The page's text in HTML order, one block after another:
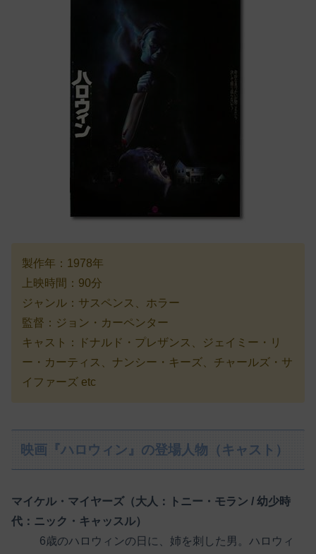
製作年：1978年
上映時間：90分
ジャンル：サスペンス、ホラー
監督：ジョン・カーペンター
キャスト：ドナルド・プレザンス、ジェイミー・リ
ー・カーティス、ナンシー・キーズ、チャールズ・サ
イファーズ etc
映画『ハロウィン』の登場人物（キャスト）
マイケル・マイヤーズ（大人：トニー・モラン / 幼少時
代：ニック・キャッスル）
6歳のハロウィンの日に、姉を刺した男。ハロウィ